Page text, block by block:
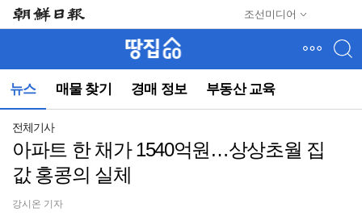
조선미디어
뉴스 매물 찾기 경매 정보 부동산 교육
뉴
(컨
전체기사
아파트 한 채가 1540억원…상상초월 집
값 홍콩의 실체
강시온 기자